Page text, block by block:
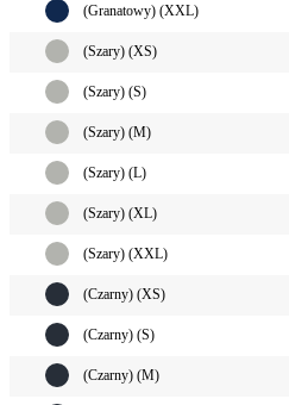
(Granatowy) (XXL)
(Szary) (XS)
(Szary) (S)
(Szary) (M)
(Szary) (L)
(Szary) (XL)
(Szary) (XXL)
(Czarny) (XS)
(Czarny) (S)
(Czarny) (M)